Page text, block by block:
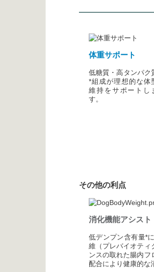
体重サポート
低糖質・高タンパク
*組成が理想的な体
維持をサポートし
す。
その他の利点
消化機能アシスト
低デンプン含有量*
維（プレバイオティ
ンスの取れた腸内
配合により健康的な